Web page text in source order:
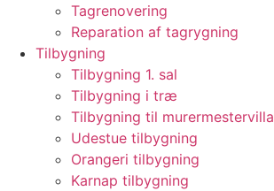
Tagrenovering
Reparation af tagrygning
Tilbygning
Tilbygning 1. sal
Tilbygning i træ
Tilbygning til murermestervilla
Udestue tilbygning
Orangeri tilbygning
Karnap tilbygning